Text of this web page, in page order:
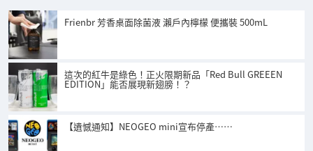
Frienbr 芳香桌面除菌液 瀨戶內檸檬 便攜裝 500mL
這次的紅牛是綠色！正火限期新品「Red Bull GREEEN
EDITION」能否展現新翅膀！？
【遺憾通知】NEOGEO mini宣布停產……